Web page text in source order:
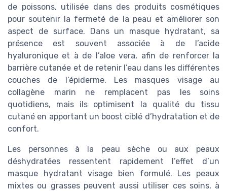
de poissons, utilisée dans des produits cosmétiques
pour soutenir la fermeté de la peau et améliorer son
aspect de surface. Dans un masque hydratant, sa
présence est souvent associée à de l’acide
hyaluronique et à de l’aloe vera, afin de renforcer la
barrière cutanée et de retenir l’eau dans les différentes
couches de l’épiderme. Les masques visage au
collagène marin ne remplacent pas les soins
quotidiens, mais ils optimisent la qualité du tissu
cutané en apportant un boost ciblé d’hydratation et de
confort.
Les personnes à la peau sèche ou aux peaux
déshydratées ressentent rapidement l’effet d’un
masque hydratant visage bien formulé. Les peaux
mixtes ou grasses peuvent aussi utiliser ces soins, à